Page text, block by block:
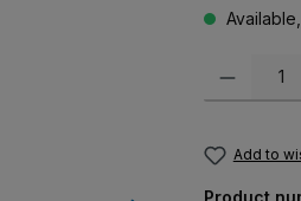
Product
Add to